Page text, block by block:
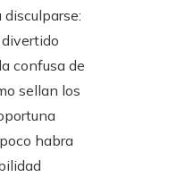
confusa de
sellan los
habra